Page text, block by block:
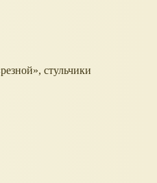
резной , стульчики